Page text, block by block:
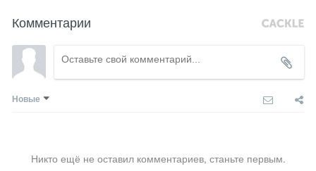
Комментарии
Новые
Никто ещё не оставил комментариев, станьте первым.